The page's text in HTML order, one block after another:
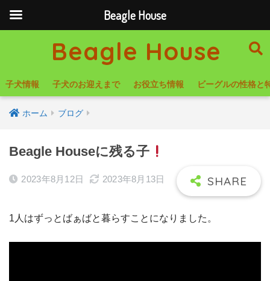
Beagle House
子犬情報 子犬のお迎えまで お役立ち情報 ビーグルの性格と
ホーム ブログ
Beagle Houseに残る子
2023年8月12日 2023年8月13日
1人はずっとばぁばと暮らすことになりました。
Beagle House